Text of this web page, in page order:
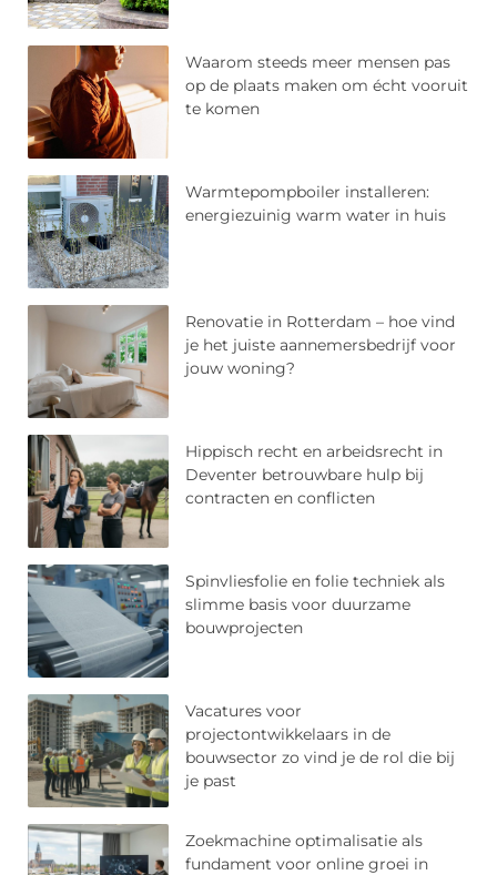
Waarom steeds meer mensen pas
op de plaats maken om écht vooruit
te komen
Warmtepompboiler installeren:
energiezuinig warm water in huis
Renovatie in Rotterdam – hoe vind
je het juiste aannemersbedrijf voor
jouw woning?
Hippisch recht en arbeidsrecht in
Deventer betrouwbare hulp bij
contracten en conflicten
Spinvliesfolie en folie techniek als
slimme basis voor duurzame
bouwprojecten
Vacatures voor
projectontwikkelaars in de
bouwsector zo vind je de rol die bij
je past
Zoekmachine optimalisatie als
fundament voor online groei in